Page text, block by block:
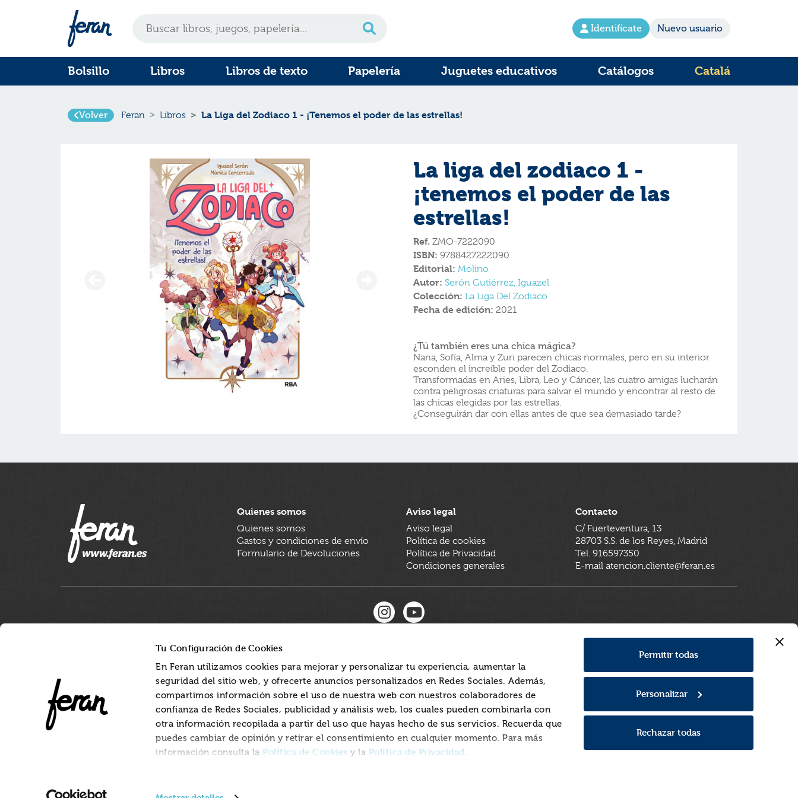
Tu Configuración de Cookies
En Feran utilizamos cookies para mejorar y personalizar tu experiencia, aumentar la
seguridad del sitio web, y ofrecerte anuncios personalizados en Redes Sociales. Además,
compartimos información sobre el uso de nuestra web con nuestros colaboradores de
confianza de Redes Sociales, publicidad y análisis web, los cuales pueden combinarla con
otra información recopilada a partir del uso que hayas hecho de sus servicios. Recuerda que
puedes cambiar de opinión y retirar el consentimiento en cualquier momento. Para más
información consulta laPolítica de Cookies y la Política de Privacidad.
Permitir todas
Personalizar
Rechazar todas
Identifícate Nuevo usuario
Bolsillo Libros Libros de texto Papelería Juguetes educativos Catálogos Catalá
Volver Feran Libros La Liga del Zodiaco 1 - ¡Tenemos el poder de las estrellas!
La liga del zodiaco 1 -
¡tenemos el poder de las
estrellas!
Ref. ZMO-7222090
ISBN: 9788427222090
Editorial: Molino
Autor: Serón Gutiérrez, Iguazel
Colección: La Liga Del Zodiaco
Fecha de edición: 2021
¿Tú también eres una chica mágica?
Nana, Sofía, Alma y Zuri parecen chicas normales, pero en su interior
esconden el increíble poder del Zodiaco.
Transformadas en Aries, Libra, Leo y Cáncer, las cuatro amigas lucharán
contra peligrosas criaturas para salvar el mundo y encontrar al resto de
las chicas elegidas por las estrellas.
¿Conseguirán dar con ellas antes de que sea demasiado tarde?
Quienes somos
Quienes somos
Gastos y condiciones de envío
Formulario de Devoluciones
Aviso legal
Aviso legal
Política de cookies
Política de Privacidad
Condiciones generales
Contacto
C/ Fuerteventura, 13
28703 S.S. de los Reyes, Madrid
Tel. 916597350
E-mail atencion.cliente@feran.es